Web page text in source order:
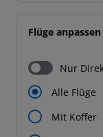
Flüge anpassen
Nur
Alle Flüge
Mit Koffer